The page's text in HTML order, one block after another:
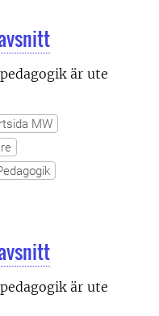
är ute
MW
är ute